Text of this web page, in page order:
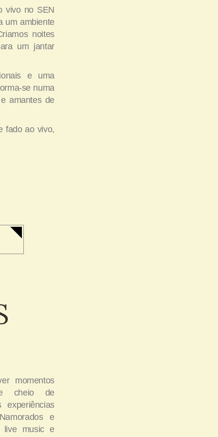
vivo no SEN
um ambiente
noites
um jantar
e uma
se numa
amantes de
fado ao vivo,
momentos
e cheio de
e
live music e